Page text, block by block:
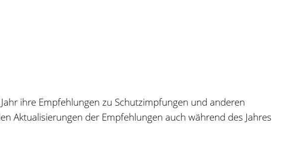
ihre Empfehlungen zu Schutzimpfungen und anderen
Aktualisierungen der Empfehlungen auch während des Jahres